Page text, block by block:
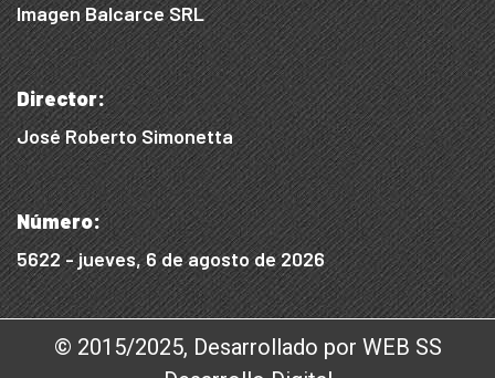
Imagen Balcarce SRL
Director:
José Roberto Simonetta
Número:
5622 - jueves, 6 de agosto de 2026
© 2015/2025, Desarrollado por WEB SS